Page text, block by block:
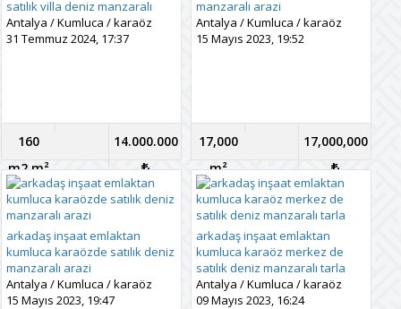
satılık villa deniz manzaralı
Antalya /Kumluca /karaöz
31 Temmuz 2024, 17:37
160
m2 m²
14.000.000
manzaralı arazi
Antalya /Kumluca /karaöz
15 Mayıs 2023, 19:52
17,000
m²
17,000,000
arkadaş inşaat emlaktan
kumluca karaözde satılık deniz
manzaralı arazi
Antalya /Kumluca /karaöz
15 Mayıs 2023, 19:47
arkadaş inşaat emlaktan
kumluca karaöz merkez de
satılık deniz manzaralı tarla
Antalya /Kumluca /karaöz
09 Mayıs 2023, 16:24